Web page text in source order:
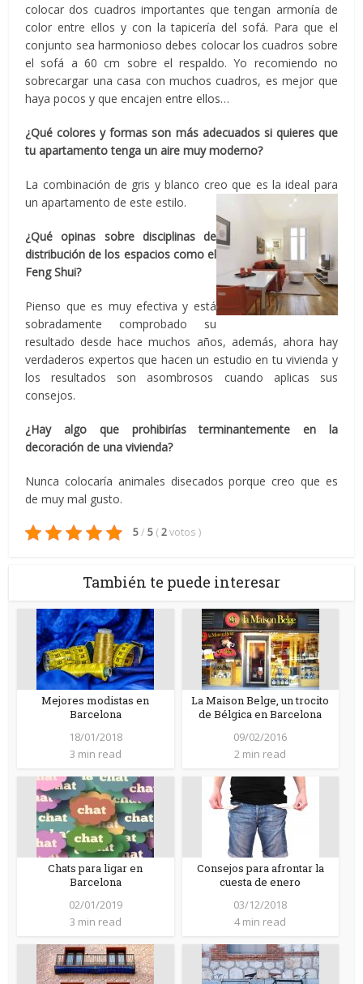
colocar dos cuadros importantes que tengan armonía de
color entre ellos y con la tapicería del sofá. Para que el
conjunto sea harmonioso debes colocar los cuadros sobre
el sofá a 60 cm sobre el respaldo. Yo recomiendo no
sobrecargar una casa con muchos cuadros, es mejor que
haya pocos y que encajen entre ellos…
¿Qué colores y formas son más adecuados si quieres que
tu apartamento tenga un aire muy moderno?
La combinación de gris y blanco creo que es la ideal para
un apartamento de este estilo.
¿Qué opinas sobre disciplinas de
distribución de los espacios como el
Feng Shui?
Pienso que es muy efectiva y está
sobradamente comprobado su
resultado desde hace muchos años, además, ahora hay
verdaderos expertos que hacen un estudio en tu vivienda y
los resultados son asombrosos cuando aplicas sus
consejos.
¿Hay algo que prohibirías terminantemente en la
decoración de una vivienda?
Nunca colocaría animales disecados porque creo que es
de muy mal gusto.
5/ 5 (2votos )
También te puede interesar
Mejores modistas en
Barcelona
18/01/2018
3 min read
La Maison Belge, un trocito
de Bélgica en Barcelona
09/02/2016
2 min read
Chats para ligar en
Barcelona
02/01/2019
3 min read
Consejos para afrontar la
cuesta de enero
03/12/2018
4 min read